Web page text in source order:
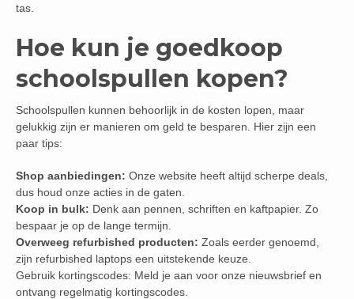
tas.
Hoe kun je goedkoop
schoolspullen kopen?
Schoolspullen kunnen behoorlijk in de kosten lopen, maar
gelukkig zijn er manieren om geld te besparen. Hier zijn een
paar tips:
Shop aanbiedingen: Onze website heeft altijd scherpe deals,
dus houd onze acties in de gaten.
Koop in bulk: Denk aan pennen, schriften en kaftpapier. Zo
bespaar je op de lange termijn.
Overweeg refurbished producten: Zoals eerder genoemd,
zijn refurbished laptops een uitstekende keuze.
Gebruik kortingscodes: Meld je aan voor onze nieuwsbrief en
ontvang regelmatig kortingscodes.